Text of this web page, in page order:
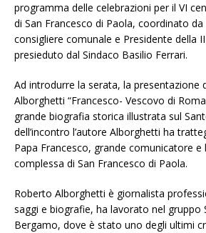
programma delle celebrazioni per il VI
di San Francesco di Paola, coordinato
consigliere comunale e Presidente della
presieduto dal Sindaco Basilio Ferrari.
Ad introdurre la serata, la presentazione
Alborghetti “Francesco- Vescovo di
grande biografia storica illustrata sul
dell’incontro l’autore Alborghetti ha
Papa Francesco, grande comunicatore e
complessa di San Francesco di Paola.
Roberto Alborghetti è giornalista
saggi e biografie, ha lavorato nel gruppo
Bergamo, dove è stato uno degli ultimi